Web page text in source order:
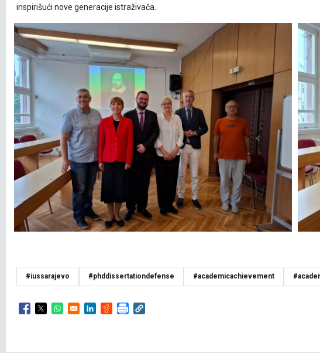
inspirišući nove generacije istraživača.
#iussarajevo #phddissertationdefense #academicachievement
Opens in a new window
Opens in a new window
Opens in a new window
Opens in a new window
Opens in a new window